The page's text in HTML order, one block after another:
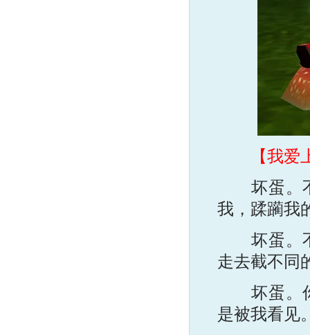
【我
坏蛋。不
我，蹂躏我
坏蛋。不
走去截不同
坏蛋。你
是被我看见